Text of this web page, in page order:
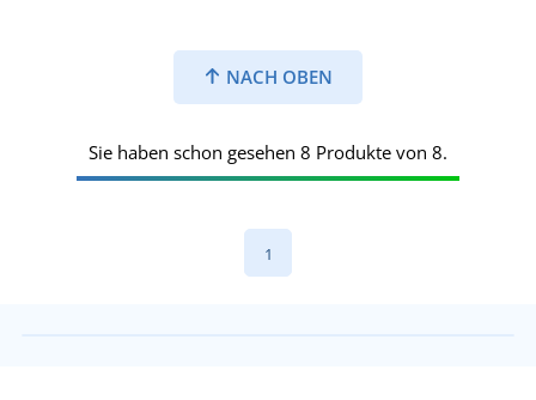
NACH OBEN
Sie haben schon gesehen 8 Produkte von 8.
1